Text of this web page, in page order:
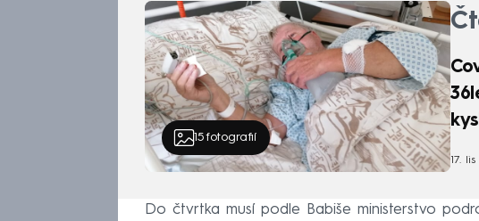
15fotografií
17. lis
Do čtvrtka musí podle Babiše ministerstvo